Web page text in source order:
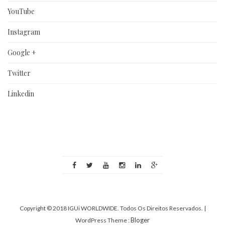
YouTube
Instagram
Google +
Twitter
Linkedin
Copyright © 2018 IGUi WORLDWIDE. Todos Os Direitos Reservados. |
WordPress Theme :Bloger